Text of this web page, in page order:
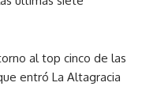
al top cinco de las
entró La Altagracia